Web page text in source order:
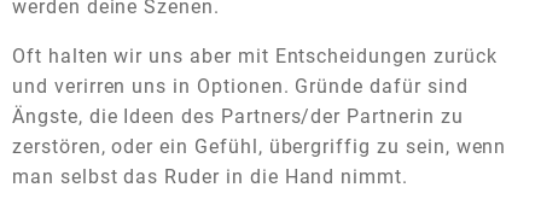
werden deine Szenen.
Oft halten wir uns aber mit Entscheidungen zurück
und verirren uns in Optionen. Gründe dafür sind
Ängste, die Ideen des Partners/der Partnerin zu
zerstören, oder ein Gefühl, übergriffig zu sein, wenn
man selbst das Ruder in die Hand nimmt.